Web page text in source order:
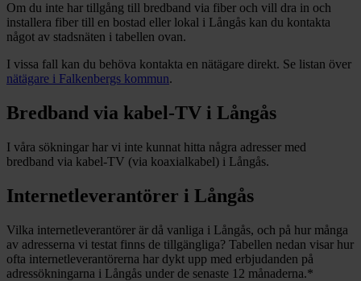
Om du inte har tillgång till bredband via fiber och vill dra in och
installera fiber till en bostad eller lokal i Långås kan du kontakta
något av stadsnäten i tabellen ovan.
I vissa fall kan du behöva kontakta en nätägare direkt. Se listan över
nätägare i Falkenbergs kommun.
Bredband via kabel-TV i Långås
I våra sökningar har vi inte kunnat hitta några adresser med
bredband via kabel-TV (via koaxialkabel) i Långås.
Internetleverantörer i Långås
Vilka internetleverantörer är då vanliga i Långås, och på hur många
av adresserna vi testat finns de tillgängliga? Tabellen nedan visar hur
ofta internetleverantörerna har dykt upp med erbjudanden på
adressökningarna i Långås under de senaste 12 månaderna.*